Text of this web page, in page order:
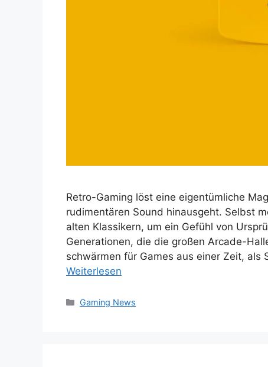
Retro-Gaming löst eine eigentümliche
rudimentären Sound hinausgeht. Selbst
alten Klassikern, um ein Gefühl von
Generationen, die die großen Arcade-
schwärmen für Games aus einer Zeit,
Weiterlesen
Kategorien
Gaming News